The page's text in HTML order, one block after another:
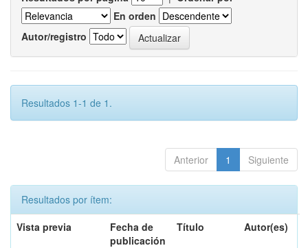
En orden
Autor/registro
Resultados 1-1 de 1.
Anterior 1 Siguiente
Resultados por ítem:
Vista previa
Fecha de
publicación
Título Autor(es)